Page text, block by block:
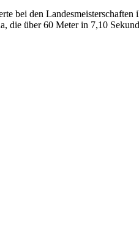
bei den Landesmeisterschaften
die über 60 Meter in 7,10